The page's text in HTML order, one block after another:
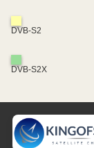
DVB-S2
DVB-S2X